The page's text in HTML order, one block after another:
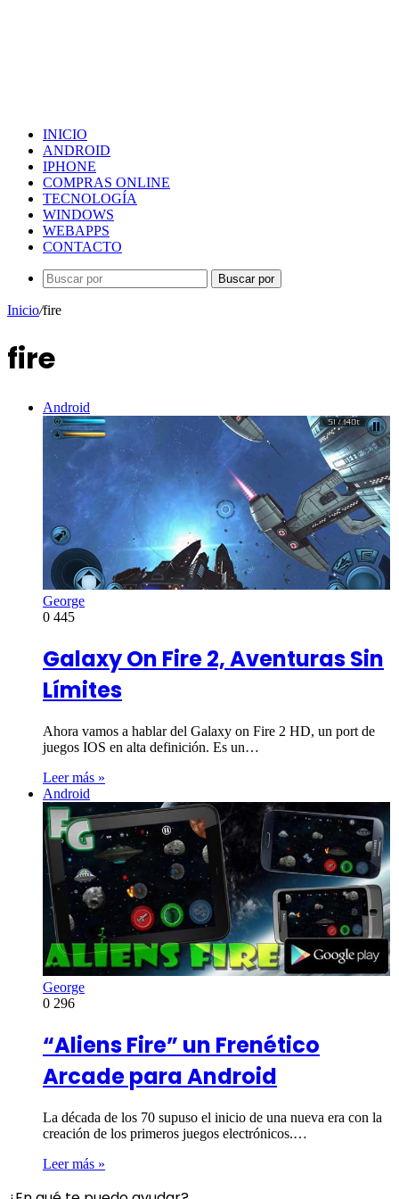
INICIO
ANDROID
IPHONE
COMPRAS ONLINE
TECNOLOGÍA
WINDOWS
WEBAPPS
CONTACTO
Buscar por
Inicio/fire
fire
Android
George
0 445
Galaxy On Fire 2, Aventuras Sin
Límites
Ahora vamos a hablar del Galaxy on Fire 2 HD, un port de
juegos IOS en alta definición. Es un…
Leer más »
Android
George
0 296
“Aliens Fire” un Frenético
Arcade para Android
La década de los 70 supuso el inicio de una nueva era con la
creación de los primeros juegos electrónicos.…
Leer más »